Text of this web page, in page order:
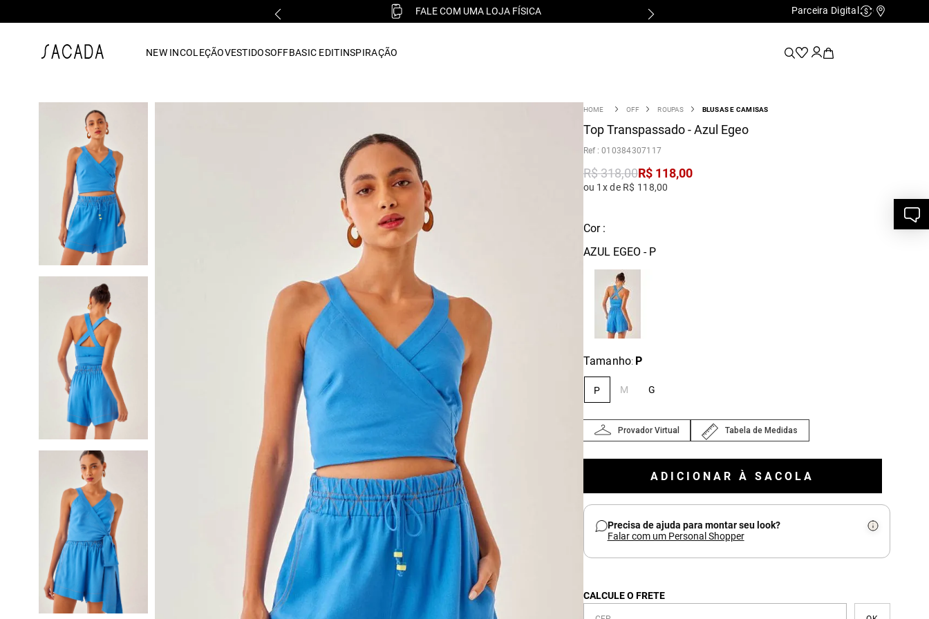
FALE COM UMA LOJA FÍSICA Parceira Digital Cashback
NEW INCOLEÇÃOVESTIDOSOFFBASIC EDITINSPIRAÇÃO
OFF ROUPAS BLUSAS E CAMISAS
Top Transpassado - Azul Egeo
:010384307117
R$318,00R$ 118,00
ou 1x de R$ 118,00
Cor :
AZUL EGEO - P
Tamanho: P
P M G
Provador Virtual Tabela de Medidas
ADICIONAR À SACOLA
Precisa de ajuda para montar seu look?
Falar com um Personal Shopper
CALCULE O FRETE
vestido midi